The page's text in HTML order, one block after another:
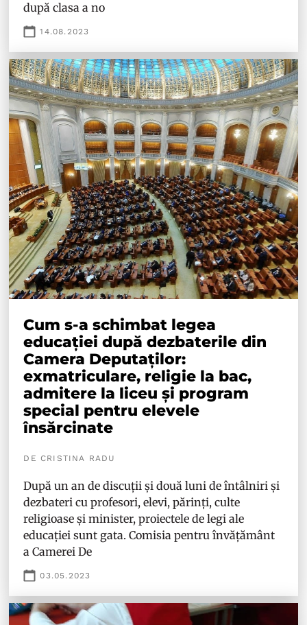
după clasa a no
14.08.2023
Cum s-a schimbat legea
educației după dezbaterile din
Camera Deputaților:
exmatriculare, religie la bac,
admitere la liceu și program
special pentru elevele
însărcinate
DE CRISTINA RADU
După un an de discuții și două luni de întâlniri și
dezbateri cu profesori, elevi, părinți, culte
religioase și minister, proiectele de legi ale
educației sunt gata. Comisia pentru învățământ
a Camerei De
03.05.2023